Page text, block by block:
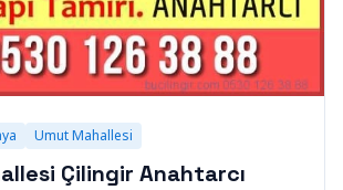
Umut Mahallesi
Çilingir Anahtarcı